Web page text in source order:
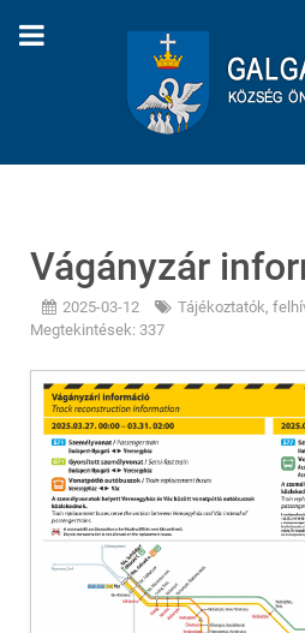
Vágányzár
2025-03-12
Tájékoztatók,
Megtekintések: 337